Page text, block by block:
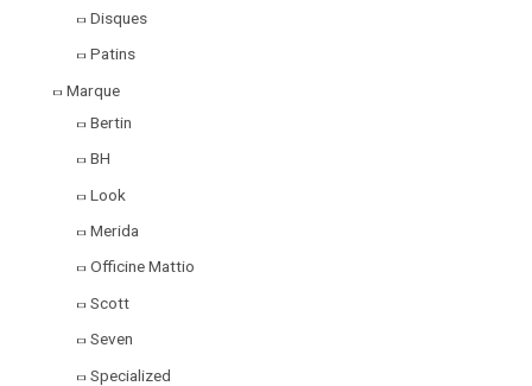
Disques
Patins
Marque
Bertin
BH
Look
Merida
Officine Mattio
Scott
Seven
Specialized